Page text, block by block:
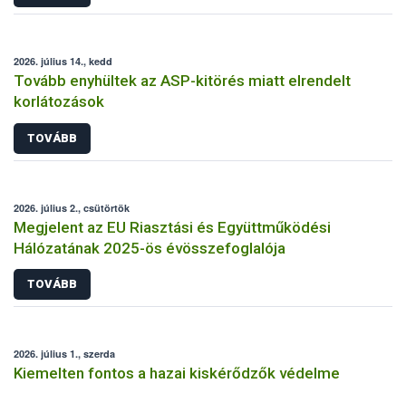
2026. július 14., kedd
Tovább enyhültek az ASP-kitörés miatt elrendelt
korlátozások
TOVÁBB
2026. július 2., csütörtök
Megjelent az EU Riasztási és Együttműködési
Hálózatának 2025-ös évösszefoglalója
TOVÁBB
2026. július 1., szerda
Kiemelten fontos a hazai kiskérődzők védelme